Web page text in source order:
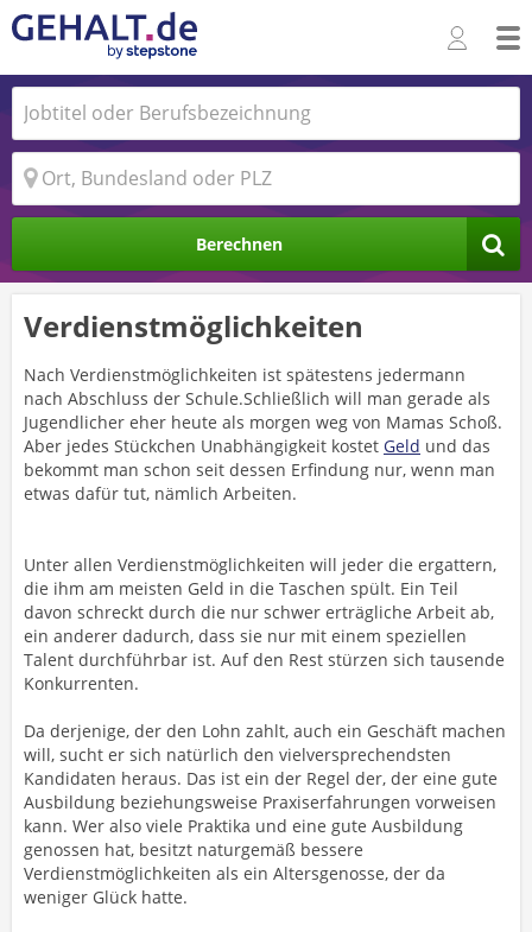
Berechnen
Verdienstmöglichkeiten
Nach Verdienstmöglichkeiten ist spätestens jedermann
nach Abschluss der Schule.Schließlich will man gerade als
Jugendlicher eher heute als morgen weg von Mamas Schoß.
Aber jedes Stückchen Unabhängigkeit kostet Geld und das
bekommt man schon seit dessen Erfindung nur, wenn man
etwas dafür tut, nämlich Arbeiten.
Unter allen Verdienstmöglichkeiten will jeder die ergattern,
die ihm am meisten Geld in die Taschen spült. Ein Teil
davon schreckt durch die nur schwer erträgliche Arbeit ab,
ein anderer dadurch, dass sie nur mit einem speziellen
Talent durchführbar ist. Auf den Rest stürzen sich tausende
Konkurrenten.
Da derjenige, der den Lohn zahlt, auch ein Geschäft machen
will, sucht er sich natürlich den vielversprechendsten
Kandidaten heraus. Das ist ein der Regel der, der eine gute
Ausbildung beziehungsweise Praxiserfahrungen vorweisen
kann. Wer also viele Praktika und eine gute Ausbildung
genossen hat, besitzt naturgemäß bessere
Verdienstmöglichkeiten als ein Altersgenosse, der da
weniger Glück hatte.